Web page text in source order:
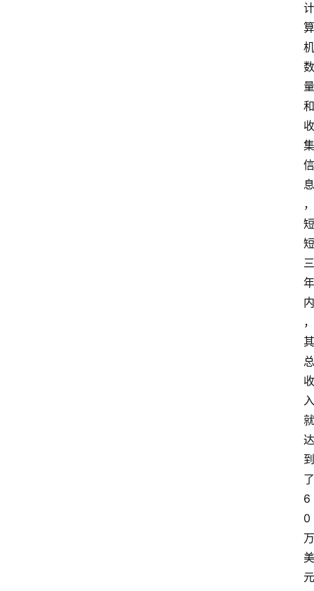
计
算
机
数
量
和
收
集
信
息
，
短
短
三
年
内
，
其
总
收
入
就
达
到
了
6
0
万
美
元